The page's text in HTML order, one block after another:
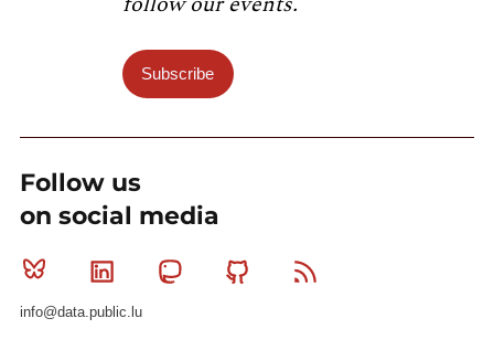
Subscribe
Follow us
on social media
Bluesky Linkedin MastodonGithub
info@data.public.lu